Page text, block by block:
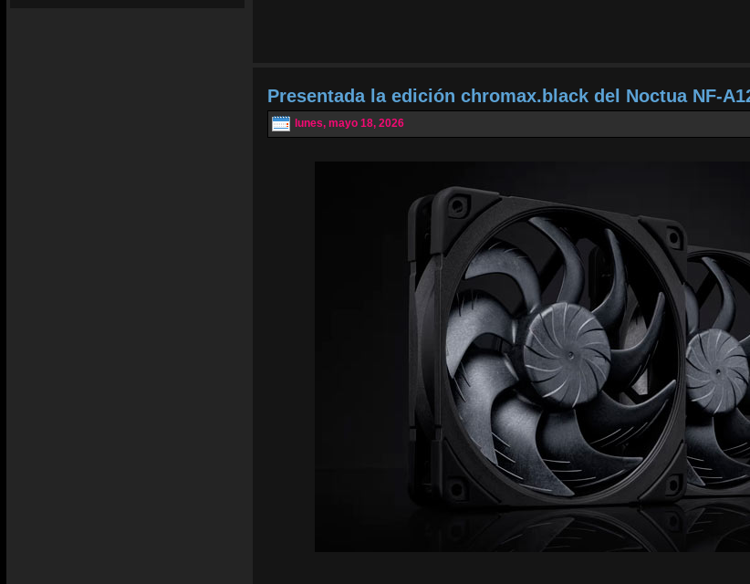
Presentada la edición chromax.black del Noctua
lunes, mayo 18, 2026